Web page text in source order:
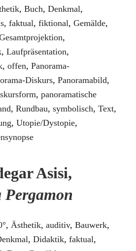
, Buch, Denkmal,
, faktual, fiktional, Gemälde,
,
, Laufpräsentation,
, offen, Panorama-
Diskurs, Panoramabild,
, panoramatische
, Rundbau, symbolisch, Text,
, Utopie/Dystopie,
Asisi,
Pergamon
, Ästhetik, auditiv, Bauwerk,
, Didaktik, faktual,